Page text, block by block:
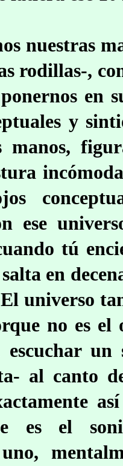
nuestras
rodillas-,
en
y
manos,
ese
tú
en
universo
no es
escuchar
al canto
es el